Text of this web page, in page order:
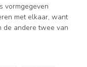
vormgegeven
met elkaar, want
de andere twee van